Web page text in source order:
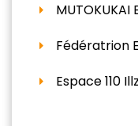
MUTOKUKAI
Fédératrion
Espace 110